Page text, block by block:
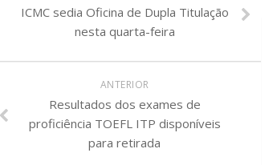
ICMC sedia Oficina de Dupla Titulação
nesta quarta-feira
ANTERIOR
Resultados dos exames de
proficiência TOEFL ITP disponíveis
para retirada